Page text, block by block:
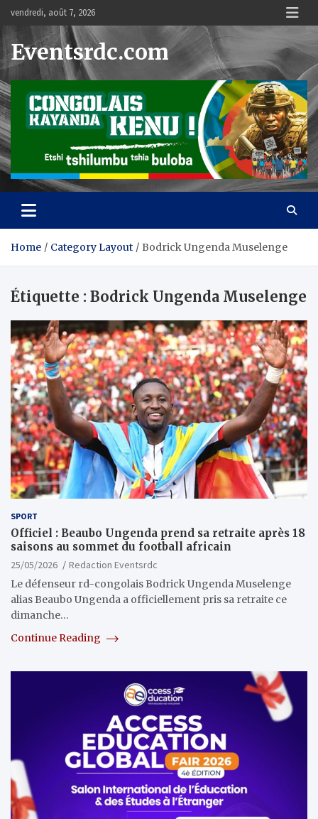
content
vendredi, août 7, 2026
Eventsrdc.com
Home Category Layout Bodrick Ungenda Muselenge
Étiquette : Bodrick Ungenda Muselenge
SPORT
Officiel : Beaubo Ungenda prend sa retraite après 18
saisons au sommet du football africain
25/05/2026
Redaction Eventsrdc
Le défenseur rd-congolais Bodrick Ungenda Muselenge
alias Beaubo Ungenda a officiellement pris sa retraite ce
dimanche…
Continue Reading